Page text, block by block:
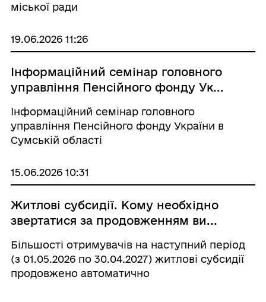
міської ради
19.06.2026 11:26
Інформаційний семінар головного
управління Пенсійного фонду Ук...
Інформаційний семінар головного
управління Пенсійного фонду України в
Сумській області
15.06.2026 10:31
Житлові субсидії. Кому необхідно
звертатися за продовженням ви...
Більшості отримувачів на наступний період
(з 01.05.2026 по 30.04.2027) житлові субсидії
продовжено автоматично